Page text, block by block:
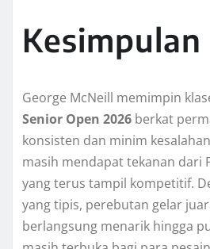
Kesimpulan
George McNeill memimpin
Senior Open 2026 berkat
konsisten dan minim
masih mendapat tekanan dari
yang terus tampil kompetitif.
yang tipis, perebutan gelar
berlangsung menarik hingga